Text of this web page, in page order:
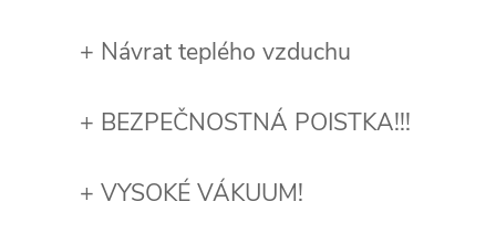
+ Návrat teplého vzduchu
+ BEZPEČNOSTNÁ POISTKA!!!
+ VYSOKÉ VÁKUUM!